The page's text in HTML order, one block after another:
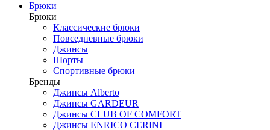
Брюки
Брюки
Классические брюки
Повседневные брюки
Джинсы
Шорты
Спортивные брюки
Бренды
Джинсы Alberto
Джинсы GARDEUR
Джинсы CLUB OF COMFORT
Джинсы ENRICO CERINI